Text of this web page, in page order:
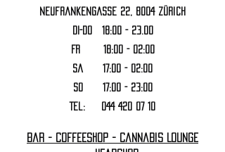
Neufrankengasse 22, 8004 Zürich
DI-DO 18:00 - 23.00
FR 18:00 - 02:00
Sa 17:00 - 02:00
SO 17:00 - 23:00
Tel: 044 420 07 10
Bar - Coffeeshop - Cannabis Lounge